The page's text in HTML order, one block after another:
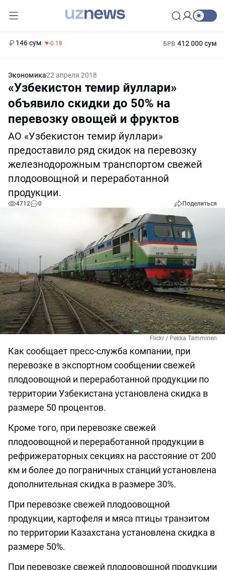
146 сум -0.18 БРВ 412 000 сум
Экономика22 апреля 2018
«Узбекистон темир йуллари»
объявило скидки до 50% на
перевозку овощей и фруктов
АО «Узбекистон темир йуллари»
предоставило ряд скидок на перевозку
железнодорожным транспортом свежей
плодоовощной и переработанной
продукции.
4712 0 Поделиться
Flickr / Pekka Tamminen
Как сообщает пресс-служба компании, при
перевозке в экспортном сообщении свежей
плодоовощной и переработанной продукции по
территории Узбекистана установлена скидка в
размере 50 процентов.
Кроме того, при перевозке свежей
плодоовощной и переработанной продукции в
рефрижераторных секциях на расстояние от 200
км и более до пограничных станций установлена
дополнительная скидка в размере 30%.
При перевозке свежей плодоовощной
продукции, картофеля и мяса птицы транзитом
по территории Казахстана установлена скидка в
размере 50%.
При перевозке свежей плодоовощной продукции